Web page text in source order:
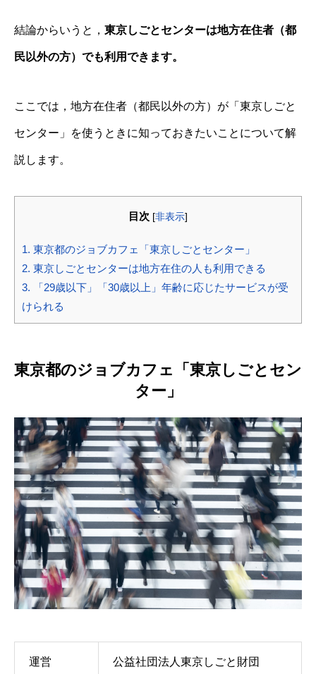
結論からいうと， 東京しごとセンターは地方在住者（都
民以外の方）でも利用できます。
ここでは，地方在住者（都民以外の方）が「東京しごと
センター」を使うときに知っておきたいことについて解
説します。
目次 [非表示]
1. 東京都のジョブカフェ「東京しごとセンター」
2. 東京しごとセンターは地方在住の人も利用できる
3. 「29歳以下」「30歳以上」年齢に応じたサービスが受
けられる
東京都のジョブカフェ「東京しごとセン
ター」
運営 公益社団法人東京しごと財団